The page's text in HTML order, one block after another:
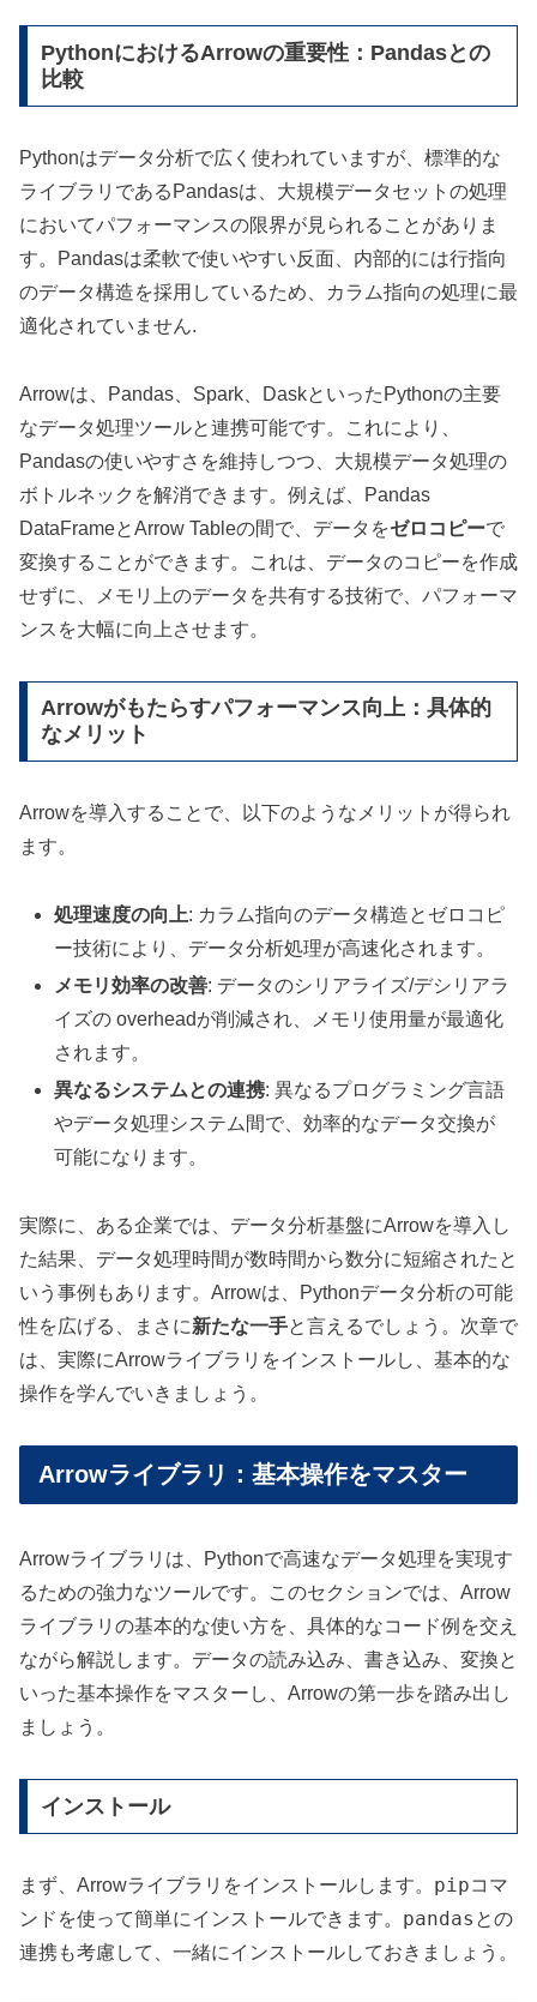
PythonにおけるArrowの重要性：Pandasとの
比較
Pythonはデータ分析で広く使われていますが、標準的な
ライブラリであるPandasは、大規模データセットの処理
においてパフォーマンスの限界が見られることがありま
す。Pandasは柔軟で使いやすい反面、内部的には行指向
のデータ構造を採用しているため、カラム指向の処理に最
適化されていません.
Arrowは、Pandas、Spark、DaskといったPythonの主要
なデータ処理ツールと連携可能です。これにより、
Pandasの使いやすさを維持しつつ、大規模データ処理の
ボトルネックを解消できます。例えば、Pandas
DataFrameとArrow Tableの間で、データをゼロコピーで
変換することができます。これは、データのコピーを作成
せずに、メモリ上のデータを共有する技術で、パフォーマ
ンスを大幅に向上させます。
Arrowがもたらすパフォーマンス向上：具体的
なメリット
Arrowを導入することで、以下のようなメリットが得られ
ます。
処理速度の向上: カラム指向のデータ構造とゼロコピ
ー技術により、データ分析処理が高速化されます。
メモリ効率の改善: データのシリアライズ/デシリアラ
イズの overheadが削減され、メモリ使用量が最適化
されます。
異なるシステムとの連携: 異なるプログラミング言語
やデータ処理システム間で、効率的なデータ交換が
可能になります。
実際に、ある企業では、データ分析基盤にArrowを導入し
た結果、データ処理時間が数時間から数分に短縮されたと
いう事例もあります。Arrowは、Pythonデータ分析の可能
性を広げる、まさに新たな一手と言えるでしょう。次章で
は、実際にArrowライブラリをインストールし、基本的な
操作を学んでいきましょう。
Arrowライブラリ：基本操作をマスター
Arrowライブラリは、Pythonで高速なデータ処理を実現す
るための強力なツールです。このセクションでは、Arrow
ライブラリの基本的な使い方を、具体的なコード例を交え
ながら解説します。データの読み込み、書き込み、変換と
いった基本操作をマスターし、Arrowの第一歩を踏み出し
ましょう。
インストール
まず、Arrowライブラリをインストールします。 pipコマ
ンドを使って簡単にインストールできます。 pandas との
連携も考慮して、一緒にインストールしておきましょう。